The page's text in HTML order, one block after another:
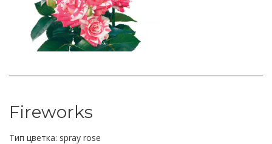
Fireworks
Тип цветка: spray rose